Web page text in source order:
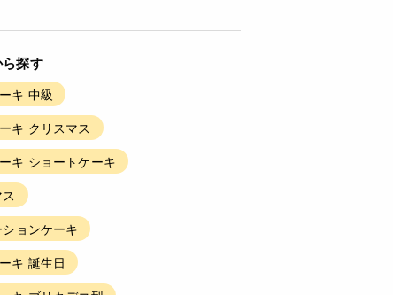
探す
キ 中級
キ クリスマス
キ ショートケーキ
ョンケーキ
キ 誕生日